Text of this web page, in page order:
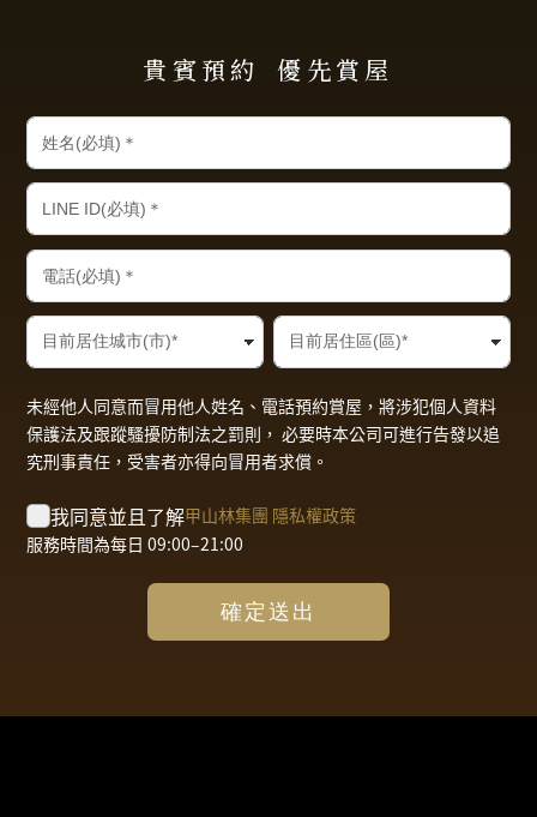
貴賓預約 優先賞屋
未經他人同意而冒用他人姓名、電話預約賞屋，將涉犯個人資料
保護法及跟蹤騷擾防制法之罰則， 必要時本公司可進行告發以追
究刑事責任，受害者亦得向冒用者求償。
我同意並且了解甲山林集團 隱私權政策
服務時間為每日 09:00–21:00
確定送出